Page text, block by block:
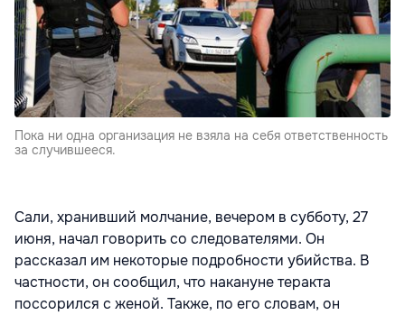
Пока ни одна организация не взяла на себя ответственность
за случившееся.
Сали, хранивший молчание, вечером в субботу, 27
июня, начал говорить со следователями. Он
рассказал им некоторые подробности убийства. В
частности, он сообщил, что накануне теракта
поссорился с женой. Также, по его словам, он